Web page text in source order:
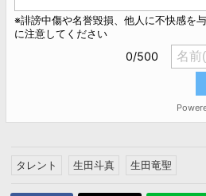
タレント 生田斗真 生田竜聖